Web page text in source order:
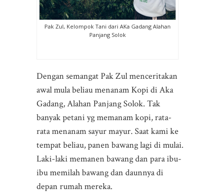
Pak Zul, Kelompok Tani dari AKa Gadang Alahan
Panjang Solok
Dengan semangat Pak Zul menceritakan
awal mula beliau menanam Kopi di Aka
Gadang, Alahan Panjang Solok. Tak
banyak petani yg memanam kopi, rata-
rata menanam sayur mayur. Saat kami ke
tempat beliau, panen bawang lagi di mulai.
Laki-laki memanen bawang dan para ibu-
ibu memilah bawang dan daunnya di
depan rumah mereka.